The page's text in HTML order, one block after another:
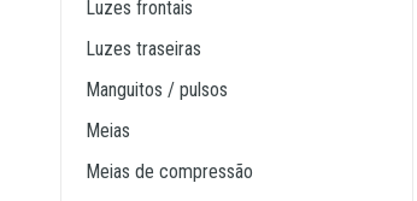
luzes frontais
luzes traseiras
manguitos / pulsos
meias
meias de compressão